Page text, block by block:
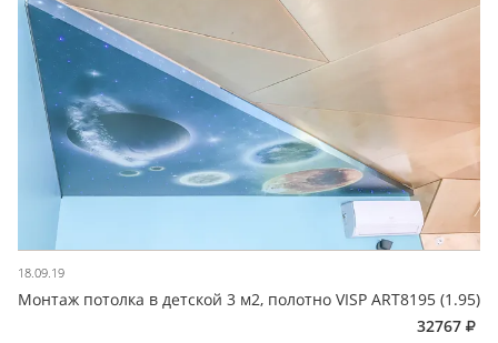
18.09.19
Монтаж потолка в детской 3 м2, полотно VISP ART8195 (1.95)
32767